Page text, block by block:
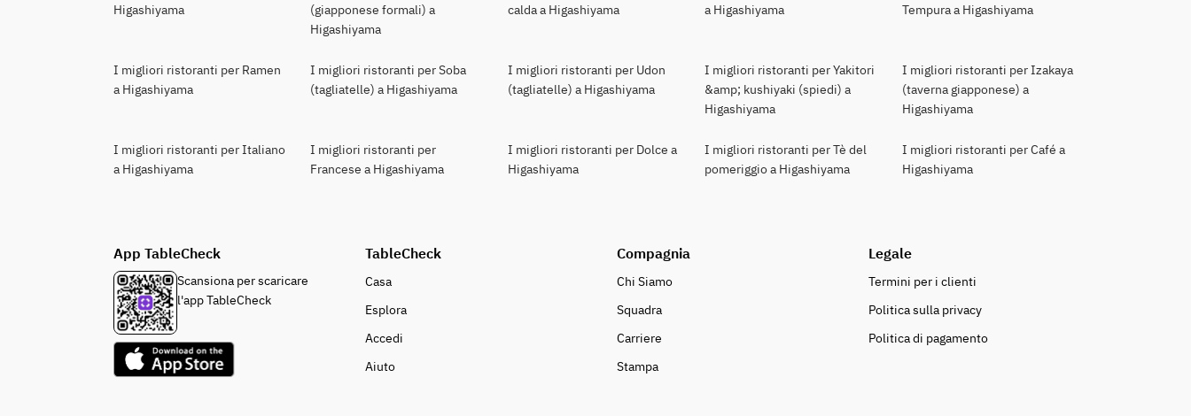
Higashiyama
(giapponese formali) a
Higashiyama
calda a Higashiyama
a Higashiyama
Tempura a Higashiyama
I migliori ristoranti per Ramen
a Higashiyama
I migliori ristoranti per Soba
(tagliatelle) a Higashiyama
I migliori ristoranti per Udon
(tagliatelle) a Higashiyama
I migliori ristoranti per Yakitori
&amp; kushiyaki (spiedi) a
Higashiyama
I migliori ristoranti per Izakaya
(taverna giapponese) a
Higashiyama
I migliori ristoranti per Italiano
a Higashiyama
I migliori ristoranti per
Francese a Higashiyama
I migliori ristoranti per Dolce a
Higashiyama
I migliori ristoranti per Tè del
pomeriggio a Higashiyama
I migliori ristoranti per Café a
Higashiyama
App TableCheck
Scansiona per scaricare
l'app TableCheck
TableCheck
Casa
Esplora
Accedi
Aiuto
Compagnia
Chi Siamo
Squadra
Carriere
Stampa
Legale
Termini per i clienti
Politica sulla privacy
Politica di pagamento